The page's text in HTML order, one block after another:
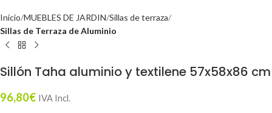
Inicio MUEBLES DE JARDIN Sillas de terraza
Sillas de Terraza de Aluminio
Sillón Taha aluminio y textilene 57x58x86 cm
96,80€ IVA Incl.